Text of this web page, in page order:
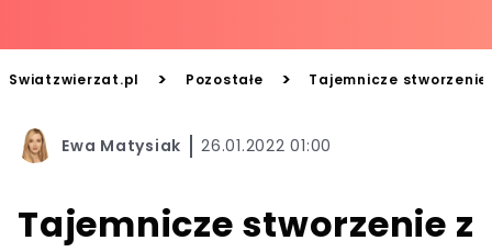
Swiatzwierzat.pl > Pozostałe > Tajemnicze
Ewa Matysiak 26.01.2022 01:00
Tajemnicze stworzenie z